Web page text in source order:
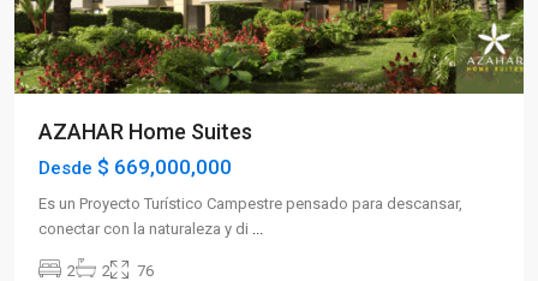
AZAHAR Home Suites
Desde $ 669,000,000
Es un Proyecto Turístico Campestre pensado para descansar,
conectar con la naturaleza y di
2 2 76